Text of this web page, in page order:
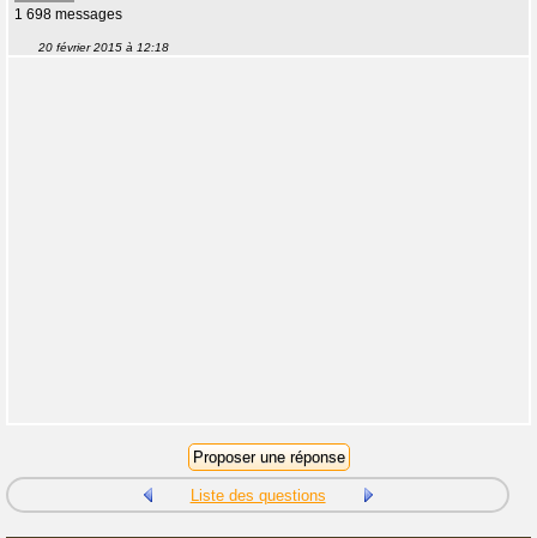
1 698 messages
20 février 2015 à 12:18
Liste des questions